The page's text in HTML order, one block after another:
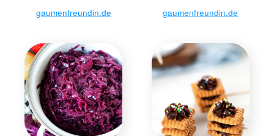
gaumenfreundin.de gaumenfreundin.de